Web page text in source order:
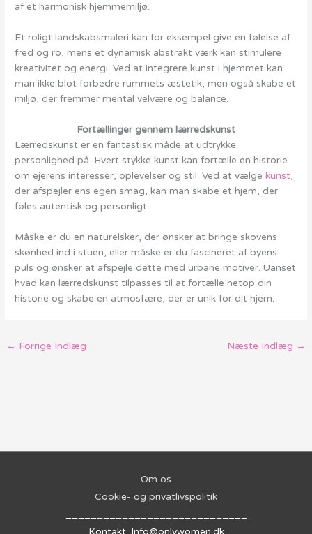
af et harmonisk hjemmemiljø.
Et roligt landskabsmaleri kan for eksempel give en følelse af
fred og ro, mens et dynamisk abstrakt værk kan stimulere
kreativitet og energi. Ved at integrere kunst i hjemmet kan
man ikke blot forbedre rummets æstetik, men også skabe et
miljø, der fremmer mental velvære og balance.
Fortællinger gennem lærredskunst
Lærredskunst er en fantastisk måde at udtrykke
personlighed på. Hvert stykke kunst kan fortælle en historie
om ejerens interesser, oplevelser og stil. Ved at vælgekunst,
der afspejler ens egen smag, kan man skabe et hjem, der
føles autentisk og personligt.
Måske er du en naturelsker, der ønsker at bringe skovens
skønhed ind i stuen, eller måske er du fascineret af byens
puls og ønsker at afspejle dette med urbane motiver. Uanset
hvad kan lærredskunst tilpasses til at fortælle netop din
historie og skabe en atmosfære, der er unik for dit hjem.
← Forrige Indlæg Næste Indlæg →
Om os
Cookie- og privatlivspolitik